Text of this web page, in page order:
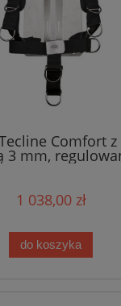
Comfort z
3 mm,
tasma
1 038,00 zł
do koszyka